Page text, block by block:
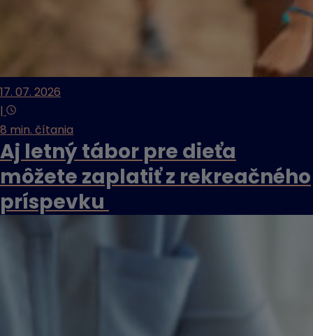
17. 07. 2026
|
8 min. čítania
Aj letný tábor pre dieťa
môžete zaplatiť z rekreačného
príspevku